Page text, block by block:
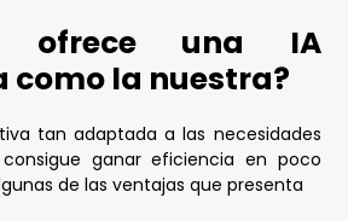
ofrece una IA
como la nuestra?
tan adaptada a las necesidades
ganar eficiencia en poco
de las ventajas que presenta